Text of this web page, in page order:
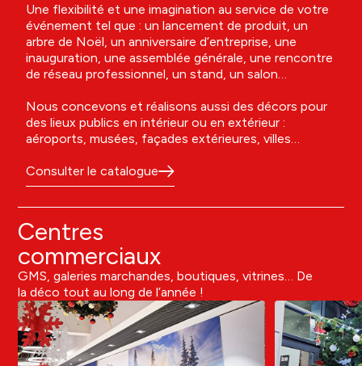
Une flexibilité et une imagination au service de votre
événement tel que : un lancement de produit, un
arbre de Noël, un anniversaire d’entreprise, une
inauguration, une assemblée générale, une rencontre
de réseau professionnel, un stand, un salon…
Nous concevons et réalisons aussi des décors pour
des lieux publics en intérieur ou en extérieur :
aéroports, musées, façades extérieures, villes…
Consulter le catalogue
Centres
commerciaux
GMS, galeries marchandes, boutiques, vitrines… De
la déco tout au long de l’année !